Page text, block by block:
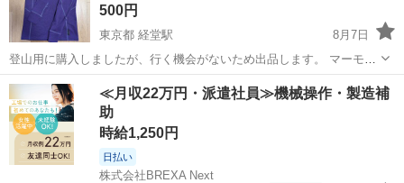
500円
東京都 経堂駅
8月7日
登山用に購入しましたが、行く機会がないため出品します。 マーモッ
ト ハーフジップ長袖レディース ヒートナビ Mサイズ パープル MJK-
F3563W 目立った汚れや傷はありませんが、使用感あります。 近...
東京 世田谷区 経堂駅 シャツ
≪月収22万円・派遣社員≫機械操作・製造補
助
時給1,250円
日払い
株式会社BREXA Next